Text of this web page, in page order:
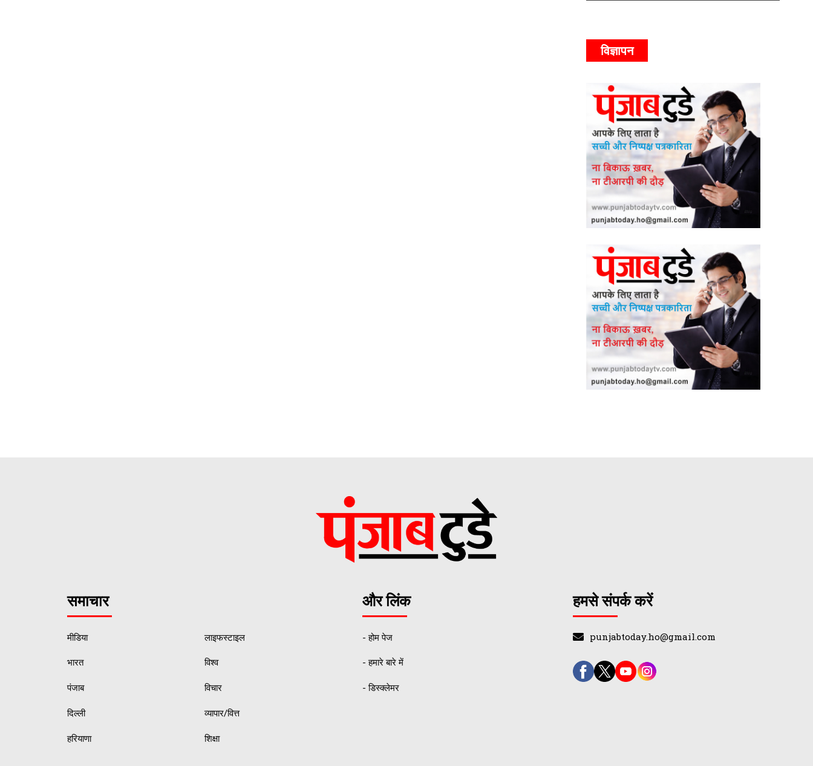
विज्ञापन
समाचार
मीडिया
भारत
पंजाब
दिल्ली
हरियाणा
लाइफस्टाइल
विश्व
विचार
व्यापार/वित्त
शिक्षा
और लिंक
- होम पेज
- हमारे बारे में
- डिस्क्लेमर
हमसे संपर्क करें
punjabtoday.ho@gmail.com